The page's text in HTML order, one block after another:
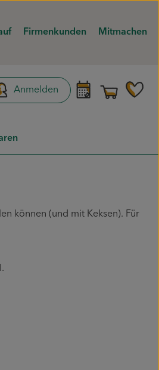
Firmenkunden Mitmachen
Anmelden
können (und mit Keksen). Für